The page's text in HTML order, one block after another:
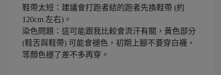
鞋帶太短：建議會打跑者結的跑者先換鞋帶 (約
120cm 左右)。
染色問題：這可能跟我比較會流汗有關，黃色部分
(鞋舌與鞋帶) 可能會褪色，初期上腳不要穿白襪，
等顏色褪了差不多再穿。